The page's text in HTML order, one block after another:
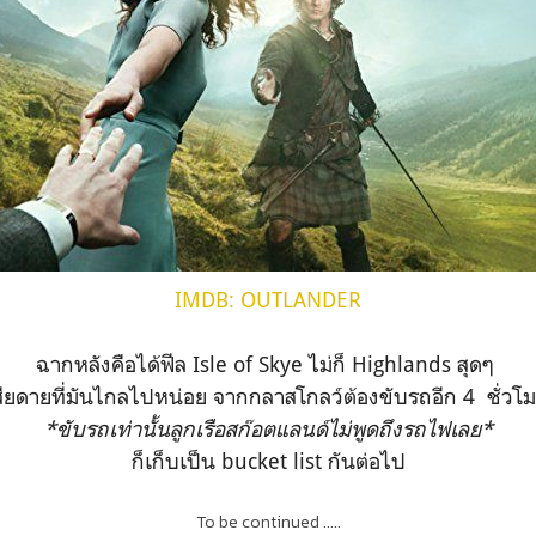
IMDB: OUTLANDER
ฉากหลังคือได้ฟีล Isle of Skye ไม่ก็ Highlands สุดๆ
ยดายที่มันไกลไปหน่อย จากกลาสโกลว์ต้องขับรถอีก 4 ชั่วโ
*ขับรถเท่านั้นลูกเรือสก๊อตแลนด์ไม่พูดถึงรถไฟเลย*
ก็เก็บเป็น bucket list กันต่อไป
To be continued .....